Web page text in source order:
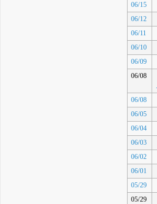
06/15
06/12
06/11
06/10
06/09
06/08
06/08
06/05
06/04
06/03
06/02
06/01
05/29
05/29